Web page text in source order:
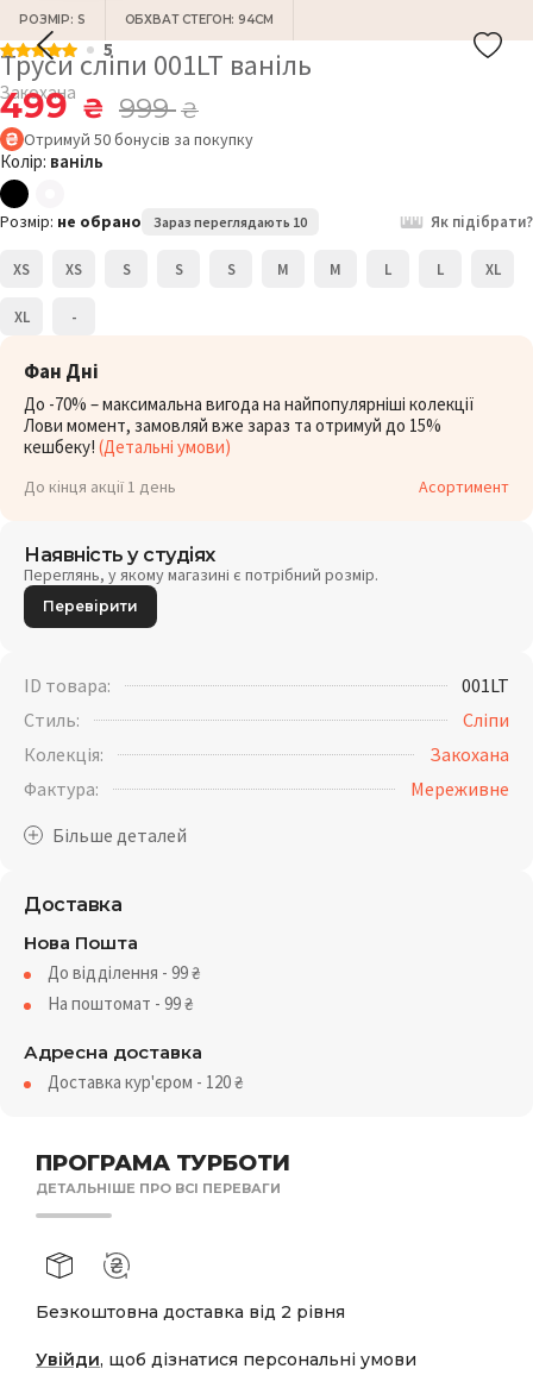
РОЗМІР: S ОБХВАТ СТЕГОН: 94СМ
5
Труси сліпи 001LT ваніль
Закохана
499 ₴ 999₴
Отримуй 50бонусів за покупку
Колір: ваніль
Розмір: не обрано Зараз переглядають 10 Як підібрати?
XS XS S S S M M L L XL
XL -
Фан Дні
До -70% – максимальна вигода на найпопулярніші колекції
Лови момент, замовляй вже зараз та отримуй до 15%
кешбеку! (Детальні умови)
До кінця акції 1 день Асортимент
ПРОГРАМА ТУРБОТИ
ДЕТАЛЬНІШЕ ПРО ВСІ ПЕРЕВАГИ
Безкоштовна доставка від 2 рівня
Увійди, щоб дізнатися персональні умови
Наявність у студіях
Переглянь, у якому магазині є потрібний розмір.
Перевірити
ID товара:
001LT
Стиль:
Сліпи
Колекція:
Закохана
Фактура:
Мереживне
Доставка
Нова Пошта
До відділення - 99₴
На поштомат - 99₴
Адресна доставка
Доставка кур'єром - 120₴